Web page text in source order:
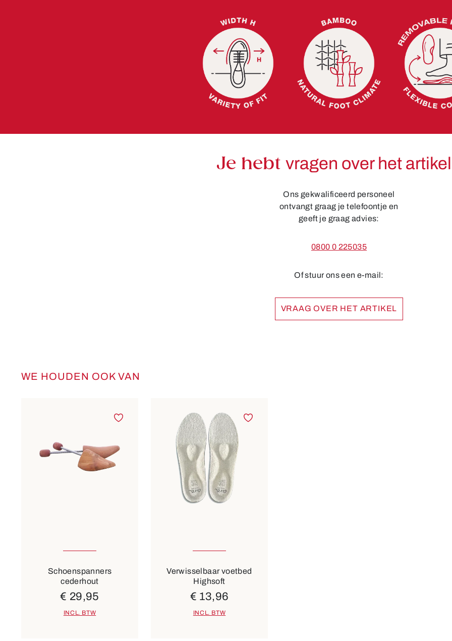
Je hebt vragen over het
Ons gekwalificeerd personeel
ontvangt graag je telefoontje en
geeft je graag advies:
0800 0 225035
Of stuur ons een e-mail:
VRAAG OVER HET ARTIKEL
Productgalerij overslaan
WE HOUDEN OOK VAN
Schoenspanners
cederhout
€ 29,95
INCL. BTW
Verwisselbaar voetbed
Highsoft
€ 13,96
INCL. BTW